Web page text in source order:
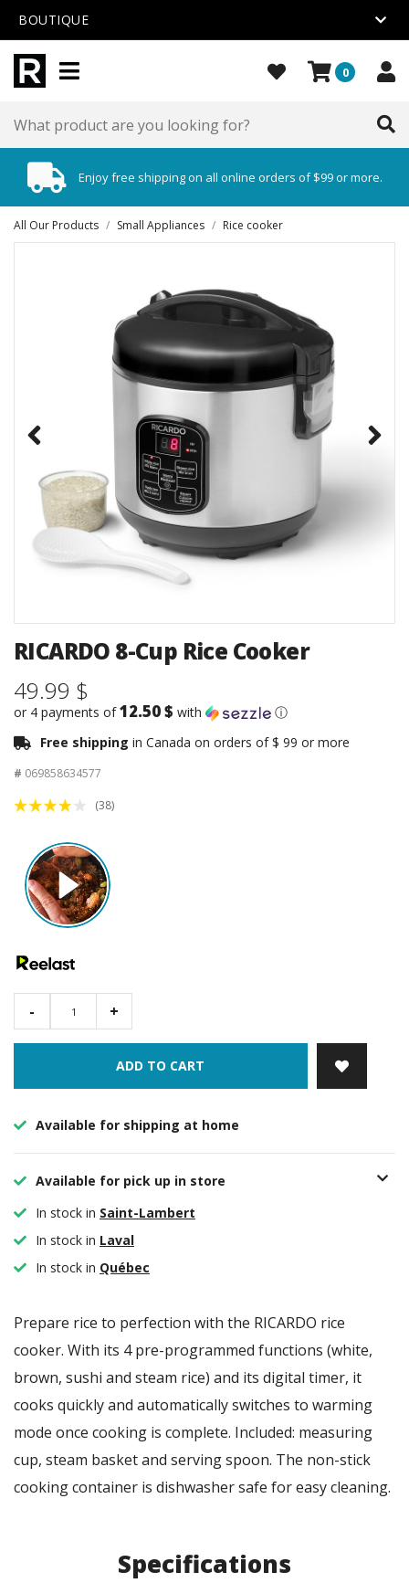
BOUTIQUE
0
Enjoy free shipping on all online orders of $99 or more.
All Our Products / Small Appliances / Rice cooker
RICARDO 8-Cup Rice Cooker
49.99 $
or 4 payments of12.50 $ with
ⓘ
Free shipping in Canada on orders of $ 99 or more
# 069858634577
(38)
- +
ADD TO CART
Available for shipping at home
Available for pick up in store
In stock in Saint-Lambert
In stock in Laval
In stock in Québec
Prepare rice to perfection with the RICARDO rice
cooker. With its 4 pre-programmed functions (white,
brown, sushi and steam rice) and its digital timer, it
cooks quickly and automatically switches to warming
mode once cooking is complete. Included: measuring
cup, steam basket and serving spoon. The non-stick
cooking container is dishwasher safe for easy cleaning.
Specifications